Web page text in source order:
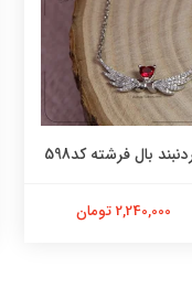
بال فرشته کد598
2,240,000 تومان